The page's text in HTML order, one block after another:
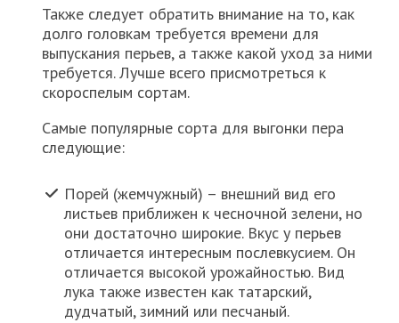
Также следует обратить внимание на то, как
долго головкам требуется времени для
выпускания перьев, а также какой уход за ними
требуется. Лучше всего присмотреться к
скороспелым сортам.
Самые популярные сорта для выгонки пера
следующие:
Порей (жемчужный) – внешний вид его
листьев приближен к чесночной зелени, но
они достаточно широкие. Вкус у перьев
отличается интересным послевкусием. Он
отличается высокой урожайностью. Вид
лука также известен как татарский,
дудчатый, зимний или песчаный.